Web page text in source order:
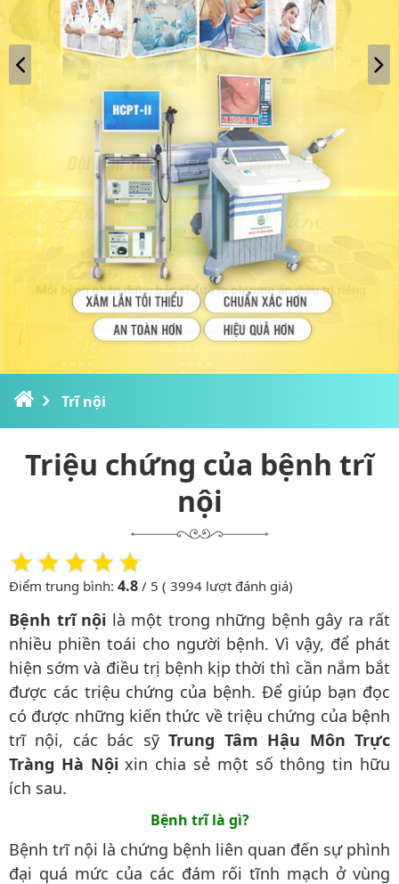
Trĩ nội
Triệu chứng của bệnh trĩ
nội
Điểm trung bình: 4.8 / 5 ( 3994 lượt đánh giá)
Bệnh trĩ nội là một trong những bệnh gây ra rất
nhiều phiền toái cho người bệnh. Vì vậy, để phát
hiện sớm và điều trị bệnh kịp thời thì cần nắm bắt
được các triệu chứng của bệnh. Để giúp bạn đọc
có được những kiến thức về triệu chứng của bệnh
trĩ nội, các bác sỹTrung Tâm Hậu Môn Trực
Tràng Hà Nội xin chia sẻ một số thông tin hữu
ích sau.
Bệnh trĩ là gì?
Bệnh trĩ nội là chứng bệnh liên quan đến sự phình
đại quá mức của các đám rối tĩnh mạch ở vùng